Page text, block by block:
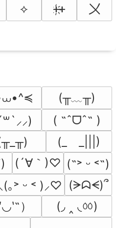
⟡ ᚐ҉ᚐ 〤
(╥﹏╥)
( ˶ˆᗜˆ˵ )
(_　_|||)
(´∀｀)♡ (˶˃ ᵕ ˂˶)
｡˃ ᵕ ˂ )⸝♡ (ᗒᗣᗕ)՞
）
(◞ ‸ ◟ㆀ)